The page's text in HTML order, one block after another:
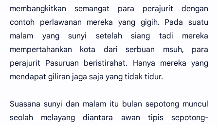
membangkitkan semangat para perajurit dengan
contoh perlawanan mereka yang gigih. Pada suatu
malam yang sunyi setelah siang tadi mereka
mempertahankan kota dari serbuan msuh, para
perajurit Pasuruan beristirahat. Hanya mereka yang
mendapat giliran jaga saja yang tidak tidur.
Suasana sunyi dan malam itu bulan sepotong muncul
seolah melayang diantara awan tipis sepotong-